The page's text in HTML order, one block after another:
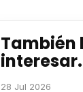
También
28 Jul 2026